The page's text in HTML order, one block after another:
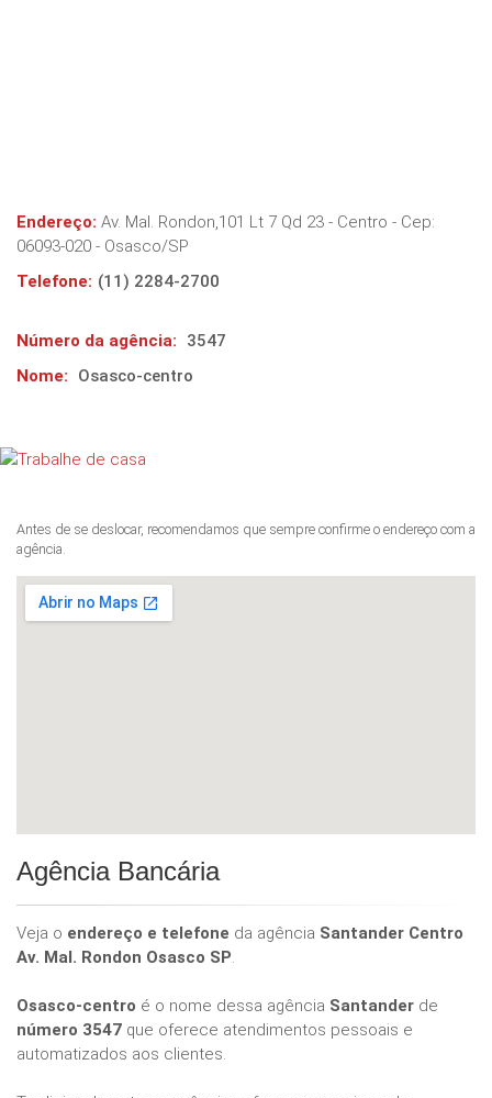
Endereço: Av. Mal. Rondon,101 Lt 7 Qd 23 - Centro - Cep:
06093-020 - Osasco/SP
Telefone: (11) 2284-2700
Número da agência:
3547
Nome:
Osasco-centro
Antes de se deslocar, recomendamos que sempre confirme o endereço com a
agência.
Agência Bancária
Veja o endereço e telefone da agência Santander Centro
Av. Mal. Rondon Osasco SP.
Osasco-centro é o nome dessa agência Santander de
número 3547 que oferece atendimentos pessoais e
automatizados aos clientes.